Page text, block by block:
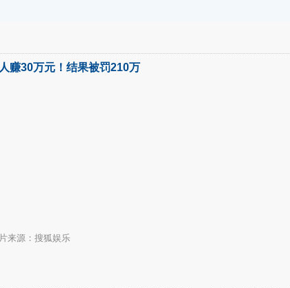
赚30万元！结果被罚210万
来源：搜狐娱乐